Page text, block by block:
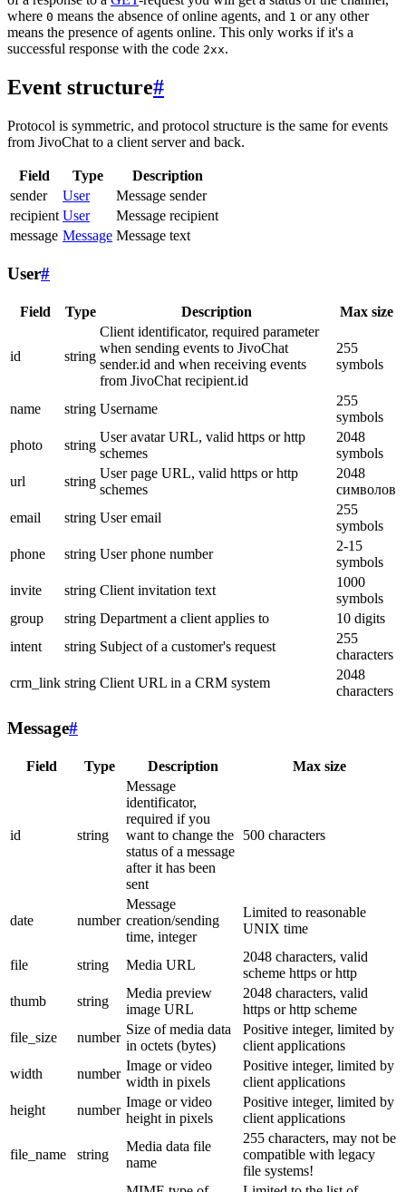
where 0 means the absence of online agents, and 1 or any other
means the presence of agents online. This only works if it's a
successful response with the code 2xx.
Event structure#
Protocol is symmetric, and protocol structure is the same for events
from JivoChat to a client server and back.
Field Type
Description
sender
User
Message sender
recipient User
Message recipient
message Message Message text
User#
Field Type Description Max size
id string
Client identificator, required parameter
when sending events to JivoChat
sender.id and when receiving events
from JivoChat recipient.id
255
symbols
name string Username
255
symbols
photo
string
User avatar URL, valid https or http
schemes
2048
symbols
url
string
User page URL, valid https or http
schemes
2048
символов
email
string User email
255
symbols
phone
string User phone number
2-15
symbols
invite
string Client invitation text
1000
symbols
group
string Department a client applies to
10 digits
intent
string Subject of a customer's request
255
characters
crm_link string Client URL in a CRM system
2048
characters
Message#
Field Type Description Max size
id string
Message
identificator,
required if you
want to change the
status of a message
after it has been
sent
500 characters
date number
Message
creation/sending
time, integer
Limited to reasonable
UNIX time
file string Media URL
2048 characters, valid
scheme https or http
thumb
string
Media preview
image URL
2048 characters, valid
https or http scheme
file_size
number
Size of media data
in octets (bytes)
Positive integer, limited by
client applications
width
number
Image or video
width in pixels
Positive integer, limited by
client applications
height
number
Image or video
height in pixels
Positive integer, limited by
client applications
file_name string
Media data file
name
255 characters, may not be
compatible with legacy
file systems!